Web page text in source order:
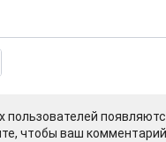
чтобы ваш